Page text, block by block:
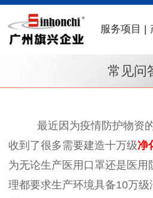
服务项目
常见问
最近因为疫情防护物资
收到了很多需要建造十万级净
为无论生产医用口罩还是医用
理都要求生产环境具备10万级